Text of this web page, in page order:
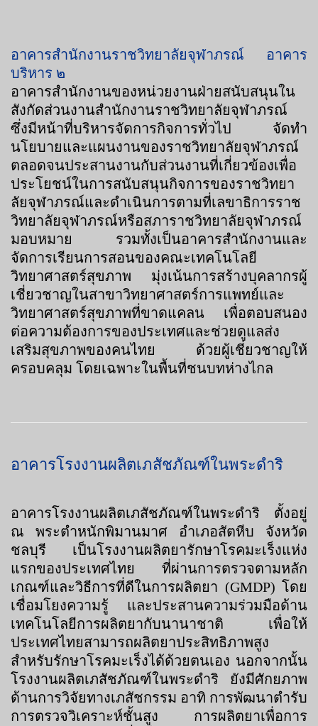
อาคารสำนักงานราชวิทยาลัยจุฬาภรณ์ อาคาร
บริหาร ๒
อาคารสำนักงานของหน่วยงานฝ่ายสนับสนุนใน
สังกัดส่วนงานสำนักงานราชวิทยาลัยจุฬาภรณ์
ซึ่งมีหน้าที่บริหารจัดการกิจการทั่วไป จัดทำ
นโยบายและแผนงานของราชวิทยาลัยจุฬาภรณ์
ตลอดจนประสานงานกับส่วนงานที่เกี่ยวข้องเพื่อ
ประโยชน์ในการสนับสนุนกิจการของราชวิทยา
ลัยจุฬาภรณ์และดำเนินการตามที่เลขาธิการราช
วิทยาลัยจุฬาภรณ์หรือสภาราชวิทยาลัยจุฬาภรณ์
มอบหมาย รวมทั้งเป็นอาคารสำนักงานและ
จัดการเรียนการสอนของคณะเทคโนโลยี
วิทยาศาสตร์สุขภาพ มุ่งเน้นการสร้างบุคลากรผู้
เชี่ยวชาญในสาขาวิทยาศาสตร์การแพทย์และ
วิทยาศาสตร์สุขภาพที่ขาดแคลน เพื่อตอบสนอง
ต่อความต้องการของประเทศและช่วยดูแลส่ง
เสริมสุขภาพของคนไทย ด้วยผู้เชี่ยวชาญให้
ครอบคลุม โดยเฉพาะในพื้นที่ชนบทห่างไกล
อาคารโรงงานผลิตเภสัชภัณฑ์ในพระดำริ
อาคารโรงงานผลิตเภสัชภัณฑ์ในพระดำริ ตั้งอยู่
ณ พระตําหนักพิมานมาศ อําเภอสัตหีบ จังหวัด
ชลบุรี เป็นโรงงานผลิตยารักษาโรคมะเร็งแห่ง
แรกของประเทศไทย ที่ผ่านการตรวจตามหลัก
เกณฑ์และวิธีการที่ดีในการผลิตยา (GMDP) โดย
เชื่อมโยงความรู้ และประสานความร่วมมือด้าน
เทคโนโลยีการผลิตยากับนานาชาติ เพื่อให้
ประเทศไทยสามารถผลิตยาประสิทธิภาพสูง
สำหรับรักษาโรคมะเร็งได้ด้วยตนเอง นอกจากนั้น
โรงงานผลิตเภสัชภัณฑ์ในพระดำริ ยังมีศักยภาพ
ด้านการวิจัยทางเภสัชกรรม อาทิ การพัฒนาตำรับ
การตรวจวิเคราะห์ชั้นสูง การผลิตยาเพื่อการ